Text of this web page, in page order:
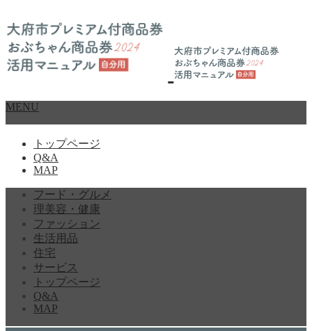
MENU
トップページ
Q&A
MAP
フード・グルメ
理美容・健康
ファッション
生活用品
住宅
サービス
トップページ
Q&A
MAP